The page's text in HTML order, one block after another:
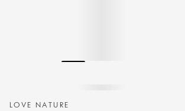
LOVE NATURE